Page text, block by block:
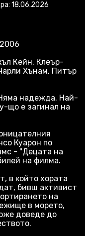
18.06.2026
Кейн, Клеър-
Хънам, Питър
надежда. Най-
що е загинал на
Куарон по
- "Децата на
на филма.
в който хората
бивш активист
на
в морето,
доведе до